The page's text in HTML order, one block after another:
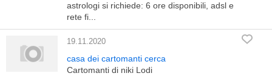
astrologi si richiede: 6 ore disponibili, adsl e
rete fi...
19.11.2020
casa dei cartomanti cerca
Cartomanti di niki Lodi